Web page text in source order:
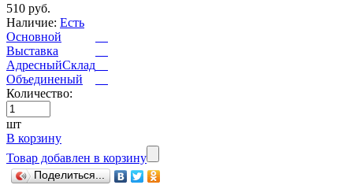
510 руб.
Наличие: Есть
Основной
Выставка
АдресныйСклад
Объединеный
Количество:
шт
В корзину
Товар добавлен в корзину
Поделиться...